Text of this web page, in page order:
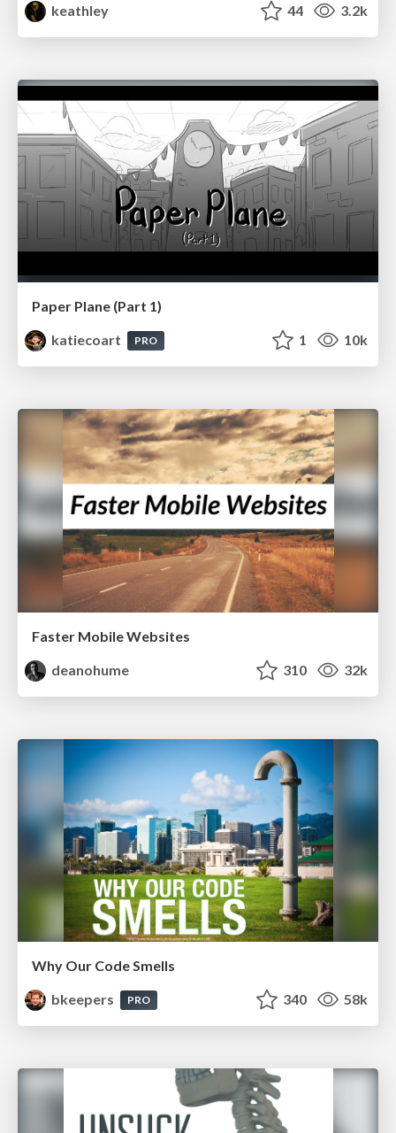
keathley
44 3.2k
Paper Plane (Part 1)
katiecoart
PRO 1 10k
Faster Mobile Websites
deanohume
310 32k
Why Our Code Smells
bkeepers
PRO 340 58k